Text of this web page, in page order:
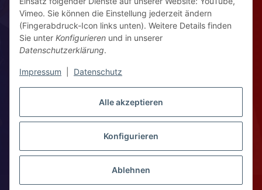
Alle akzeptieren
Konfigurieren
Ablehnen
Vimeo. Sie können die Einstellung jederzeit ändern
(Fingerabdruck-Icon links unten). Weitere Details finden
Sie unter Konfigurieren und in unserer
Datenschutzerklärung.
Impressum Datenschutz
Ziegelhüttenstr 30, 64832 Babenhausen
+49 6073 7250531
* Alle Preise zzgl. gesetzlicher USt., zzgl.
WhatsApp – Click to Chat